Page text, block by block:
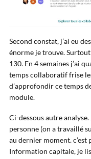
Second constat, j’ai eu
énorme je trouve. Surtout
130. En 4 semaines j’ai
temps collaboratif frise
d’approfondir ce temps
module.
Ci-dessous autre analyse.
personne (on a travaillé
au dernier moment. c’est
Information capitale, je